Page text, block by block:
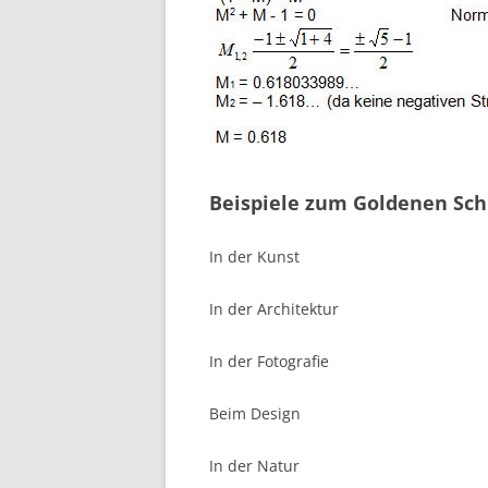
Beispiele zum Goldenen
In der Kunst
In der Architektur
In der Fotografie
Beim Design
In der Natur